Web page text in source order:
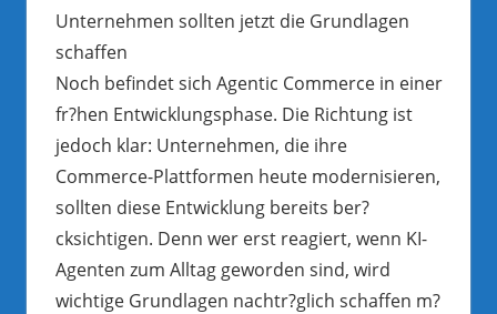
Unternehmen sollten jetzt die Grundlagen
schaffen
Noch befindet sich Agentic Commerce in einer
fr?hen Entwicklungsphase. Die Richtung ist
jedoch klar: Unternehmen, die ihre
Commerce-Plattformen heute modernisieren,
sollten diese Entwicklung bereits ber?
cksichtigen. Denn wer erst reagiert, wenn KI-
Agenten zum Alltag geworden sind, wird
wichtige Grundlagen nachtr?glich schaffen m?